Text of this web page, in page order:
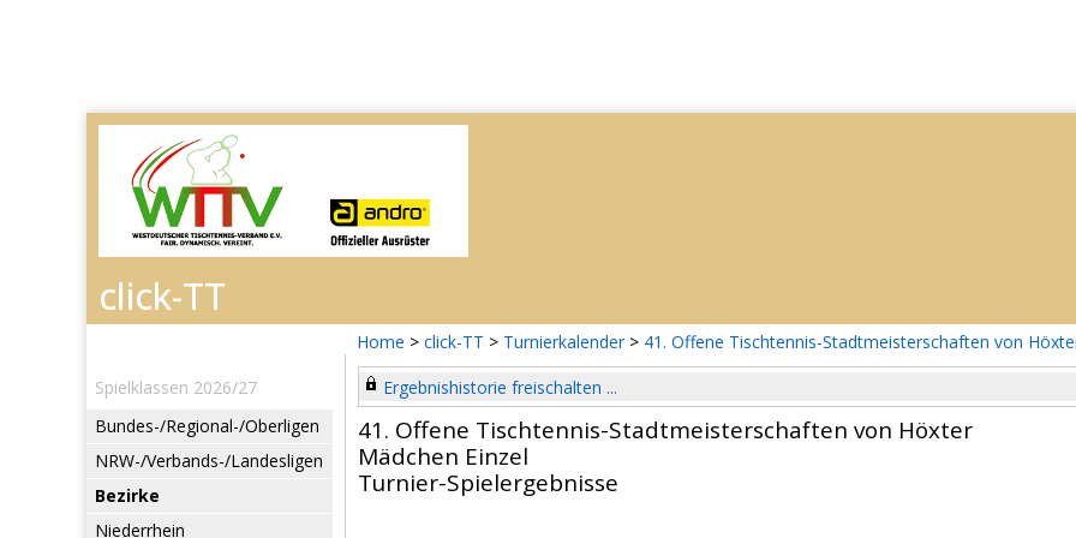
Home > click-TT > Turnierkalender > 41. Offene Tischtennis-Stadtmeisterschaften von
Spielklassen 2026/27
Bundes-/Regional-/Oberligen
NRW-/Verbands-/Landesligen
Bezirke
Niederrhein
Ergebnishistorie freischalten ...
41. Offene Tischtennis-Stadtmeisterschaften von Höxter
Mädchen Einzel
Turnier-Spielergebnisse